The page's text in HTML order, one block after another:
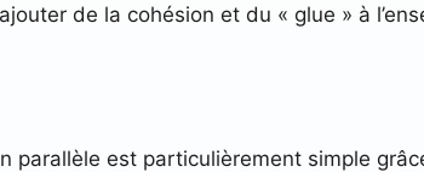
de la cohésion et du « glue » à
parallèle est particulièrement simple